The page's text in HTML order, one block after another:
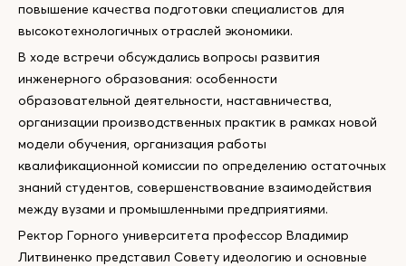
повышение качества подготовки специалистов для
высокотехнологичных отраслей экономики.
В ходе встречи обсуждались вопросы развития
инженерного образования: особенности
образовательной деятельности, наставничества,
организации производственных практик в рамках новой
модели обучения, организация работы
квалификационной комиссии по определению остаточных
знаний студентов, совершенствование взаимодействия
между вузами и промышленными предприятиями.
Ректор Горного университета профессор Владимир
Литвиненко представил Совету идеологию и основные